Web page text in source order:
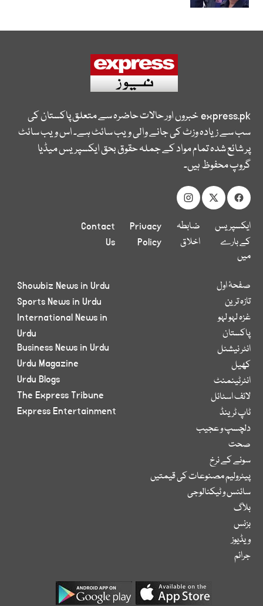
express.pkخبروں اور حالات حاضرہ سے متعلق پاکستان کی
سب سے زیادہ وزٹ کی جانے والی ویب سائٹ ہے۔ اس ویب سائٹ
پر شائع شدہ تمام مواد کے جملہ حقوق بحق ایکسپریس میڈیا
گروپ محفوظ ہیں۔
ایکسپریس
کے بارے
میں
ضابطہ
اخلاق
Privacy
Policy
Contact
Us
صفحۂ اول
تازہ ترین
غزہ لہو لہو
پاکستان
انٹر نیشنل
کھیل
انٹرٹینمنٹ
لائف اسٹائل
ٹاپ ٹرینڈ
دلچسپ و عجیب
صحت
سونے کے نرخ
پیٹرولیم مصنوعات کی قیمتیں
سائنس و ٹیکنالوجی
بلاگ
بزنس
ویڈیوز
جرائم
Showbiz News in Urdu
Sports News in Urdu
International News in
Urdu
Business News in Urdu
Urdu Magazine
Urdu Blogs
The Express Tribune
Express Entertainment